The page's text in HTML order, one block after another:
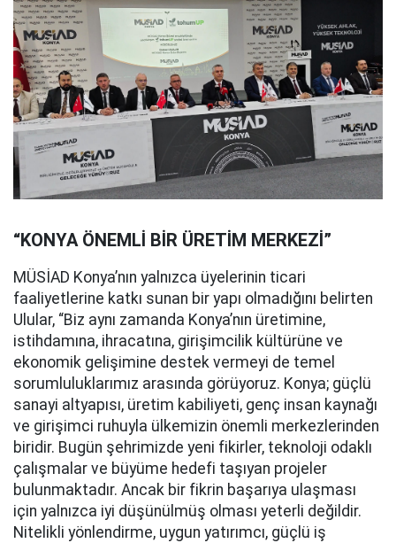
“KONYA ÖNEMLİ BİR ÜRETİM MERKEZİ”
MÜSİAD Konya’nın yalnızca üyelerinin ticari
faaliyetlerine katkı sunan bir yapı olmadığını belirten
Ulular, “Biz aynı zamanda Konya’nın üretimine,
istihdamına, ihracatına, girişimcilik kültürüne ve
ekonomik gelişimine destek vermeyi de temel
sorumluluklarımız arasında görüyoruz. Konya; güçlü
sanayi altyapısı, üretim kabiliyeti, genç insan kaynağı
ve girişimci ruhuyla ülkemizin önemli merkezlerinden
biridir. Bugün şehrimizde yeni fikirler, teknoloji odaklı
çalışmalar ve büyüme hedefi taşıyan projeler
bulunmaktadır. Ancak bir fikrin başarıya ulaşması
için yalnızca iyi düşünülmüş olması yeterli değildir.
Nitelikli yönlendirme, uygun yatırımcı, güçlü iş